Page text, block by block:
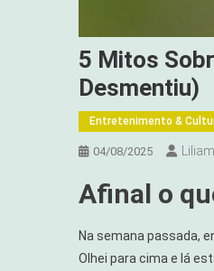
5 Mitos
Desmentiu)
Entretenimento &
04/08/2025
Afinal o
Na semana passada,
Olhei para cima e lá